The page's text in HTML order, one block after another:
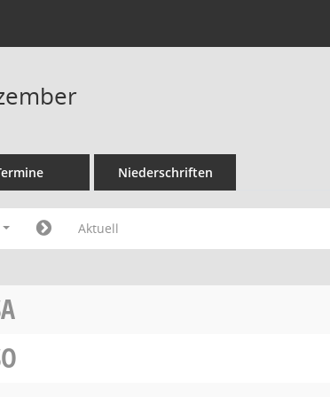
Niederschriften
Aktuell